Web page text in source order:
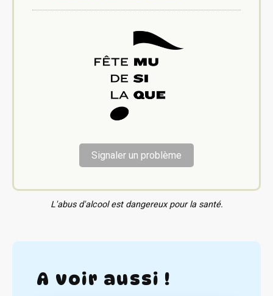
Signaler un problème
L'abus d'alcool est dangereux pour la santé.
A voir aussi !